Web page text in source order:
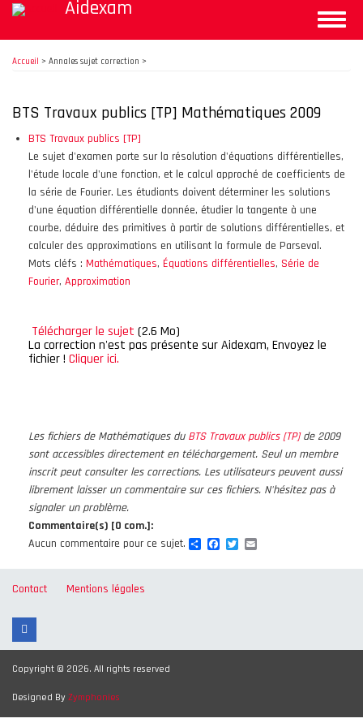
Aller
contenu
principal
Toggle
Aidexam
Accueil > Annales sujet correction >
BTS Travaux publics [TP] Mathématiques 2009
BTS Travaux publics [TP]
Le sujet d'examen porte sur la résolution d'équations différentielles,
l'étude locale d'une fonction, et le calcul approché de coefficients de
la série de Fourier. Les étudiants doivent déterminer les solutions
d'une équation différentielle donnée, étudier la tangente à une
courbe, déduire des primitives à partir de solutions différentielles, et
calculer des approximations en utilisant la formule de Parseval.
Mots cléfs : Mathématiques, Équations différentielles, Série de
Fourier, Approximation
Télécharger le sujet (2.6 Mo)
La correction n'est pas présente sur Aidexam, Envoyez le
fichier ! Cliquer ici.
Les fichiers de Mathématiques du BTS Travaux publics [TP]de 2009
sont accessibles directement en téléchargement. Seul un membre
inscrit peut consulter les corrections. Les utilisateurs peuvent aussi
librement laisser un commentaire sur ces fichiers. N'hésitez pas à
signaler un problème.
Commentaire(s) [0 com.]:
Aucun commentaire pour ce sujet.
ShareFacebook
Twitter
Contact Mentions légales
Copyright © 2026. All rights reserved
Designed By Zymphonies